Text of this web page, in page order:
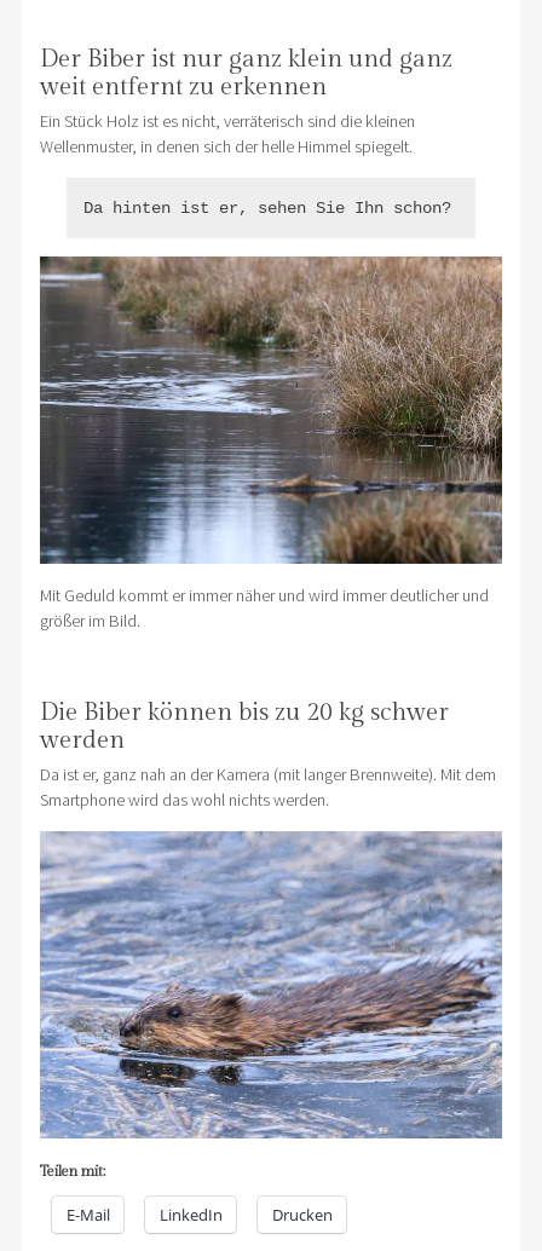
Der Biber ist nur ganz klein und ganz
weit entfernt zu erkennen
Ein Stück Holz ist es nicht, verräterisch sind die kleinen
Wellenmuster, in denen sich der helle Himmel spiegelt.
Da hinten ist er, sehen Sie Ihn schon?
Mit Geduld kommt er immer näher und wird immer deutlicher und
größer im Bild.
Die Biber können bis zu 20 kg schwer
werden
Da ist er, ganz nah an der Kamera (mit langer Brennweite). Mit dem
Smartphone wird das wohl nichts werden.
Teilen mit:
E-Mail LinkedIn Drucken